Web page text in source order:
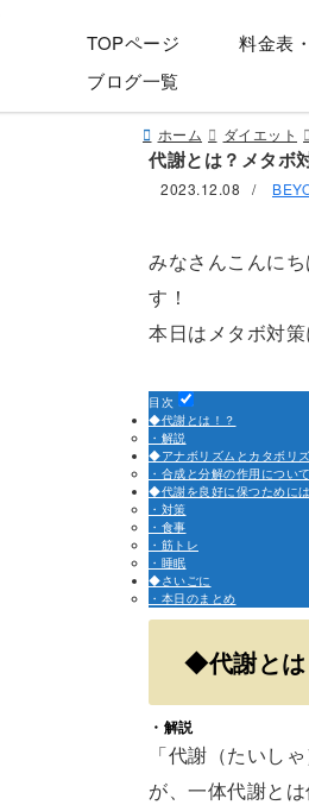
TOPページ 料金表
ブログ一覧
ホーム ダイエット
代謝とは？メタボ
2023.12.08 /
みなさんこんに
す！
本日はメタボ対
目次
◆代謝とは！？
・解説
◆アナボリズムとカタボリ
・合成と分解の作用について
◆代謝を良好に保つために
・対策
・食事
・筋トレ
・睡眠
◆さいごに
・本日のまとめ
◆代謝とは
・解説
「代謝（たいし
が、一体代謝と